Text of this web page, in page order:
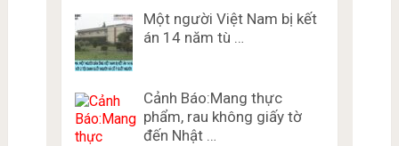
Một người Việt Nam bị kết
án 14 năm tù …
Cảnh Báo:Mang thực
phẩm, rau không giấy tờ
đến Nhật …